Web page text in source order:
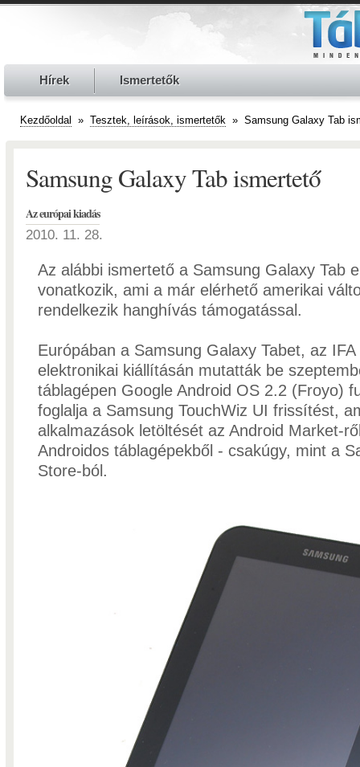
Samsung Galaxy Tab ismertető
Az európai kiadás
2010. 11. 28.
Az alábbi ismertető a Samsung Galaxy Tab
vonatkozik, ami a már elérhető amerikai
rendelkezik hanghívás támogatással.
Európában a Samsung Galaxy Tabet, az
elektronikai kiállításán mutatták be
táblagépen Google Android OS 2.2 (Froyo)
foglalja a Samsung TouchWiz UI frissítést,
alkalmazások letöltését az Android Market-
Androidos táblagépekből - csakúgy, mint a
Store-ból.
Kezdőoldal » Tesztek, leírások, ismertetők » Samsung Galaxy Tab
Hírek Ismertetők